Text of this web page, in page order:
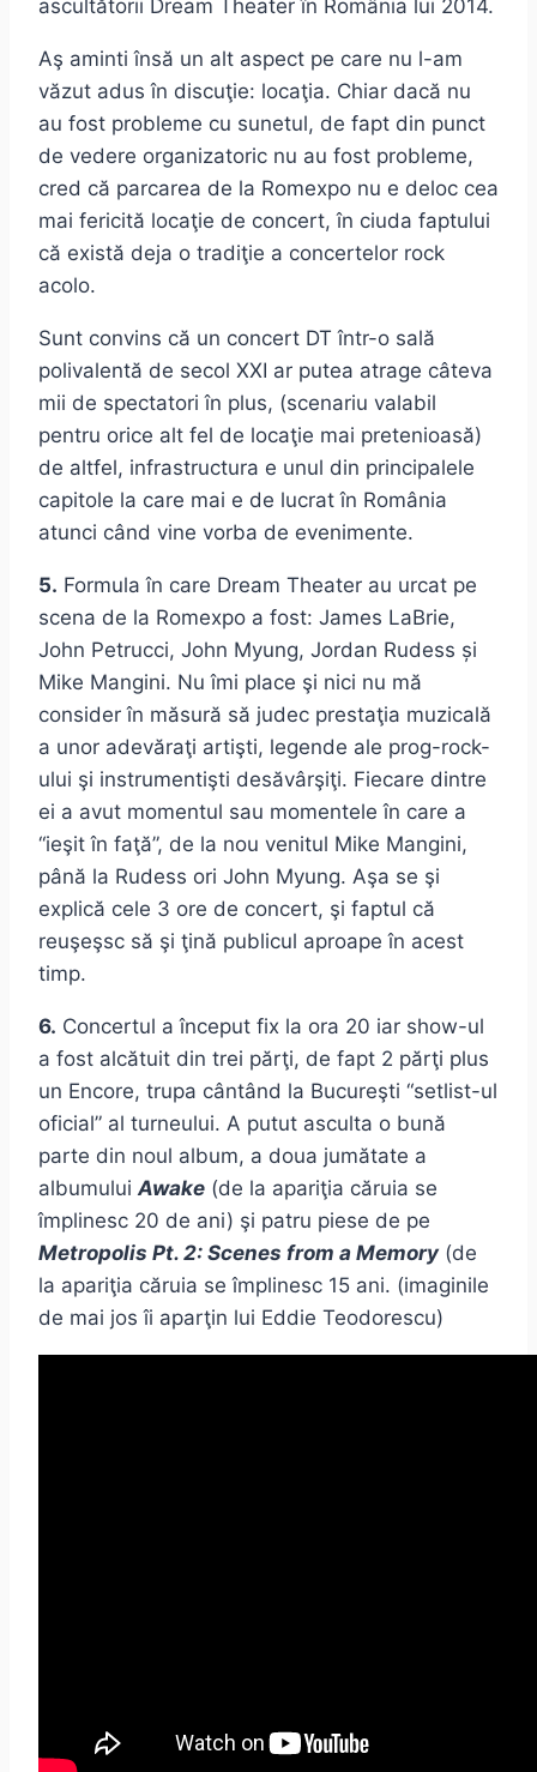
ascultătorii Dream Theater în România lui 2014.
Aş aminti însă un alt aspect pe care nu l-am
văzut adus în discuţie: locaţia. Chiar dacă nu
au fost probleme cu sunetul, de fapt din punct
de vedere organizatoric nu au fost probleme,
cred că parcarea de la Romexpo nu e deloc cea
mai fericită locaţie de concert, în ciuda faptului
că există deja o tradiţie a concertelor rock
acolo.
Sunt convins că un concert DT într-o sală
polivalentă de secol XXI ar putea atrage câteva
mii de spectatori în plus, (scenariu valabil
pentru orice alt fel de locaţie mai pretenioasă)
de altfel, infrastructura e unul din principalele
capitole la care mai e de lucrat în România
atunci când vine vorba de evenimente.
5. Formula în care Dream Theater au urcat pe
scena de la Romexpo a fost: James LaBrie,
John Petrucci, John Myung, Jordan Rudess și
Mike Mangini. Nu îmi place şi nici nu mă
consider în măsură să judec prestaţia muzicală
a unor adevăraţi artişti, legende ale prog-rock-
ului şi instrumentişti desăvârşiţi. Fiecare dintre
ei a avut momentul sau momentele în care a
“ieşit în faţă”, de la nou venitul Mike Mangini,
până la Rudess ori John Myung. Aşa se şi
explică cele 3 ore de concert, şi faptul că
reuşeşsc să şi ţină publicul aproape în acest
timp.
6. Concertul a început fix la ora 20 iar show-ul
a fost alcătuit din trei părţi, de fapt 2 părţi plus
un Encore, trupa cântând la Bucureşti “setlist-ul
oficial” al turneului. A putut asculta o bună
parte din noul album, a doua jumătate a
albumuluiAwake (de la apariţia căruia se
împlinesc 20 de ani) şi patru piese de pe
Metropolis Pt. 2: Scenes from a Memory (de
la apariţia căruia se împlinesc 15 ani. (imaginile
de mai jos îi aparţin lui Eddie Teodorescu)